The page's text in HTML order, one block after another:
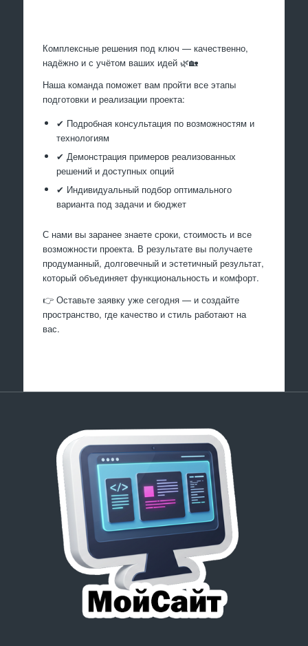
Комплексные решения под ключ — качественно,
надёжно и с учётом ваших идей 🌿🏡
Наша команда поможет вам пройти все этапы
подготовки и реализации проекта:
✔ Подробная консультация по возможностям и
технологиям
✔ Демонстрация примеров реализованных
решений и доступных опций
✔ Индивидуальный подбор оптимального
варианта под задачи и бюджет
С нами вы заранее знаете сроки, стоимость и все
возможности проекта. В результате вы получаете
продуманный, долговечный и эстетичный результат,
который объединяет функциональность и комфорт.
👉 Оставьте заявку уже сегодня — и создайте
пространство, где качество и стиль работают на
вас.